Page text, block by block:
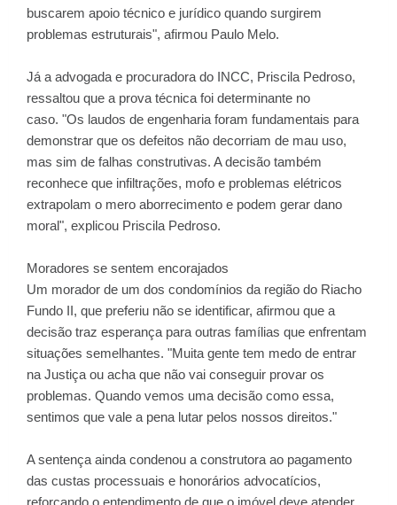
buscarem apoio técnico e jurídico quando surgirem
problemas estruturais", afirmou Paulo Melo.
Já a advogada e procuradora do INCC, Priscila Pedroso,
ressaltou que a prova técnica foi determinante no
caso. "Os laudos de engenharia foram fundamentais para
demonstrar que os defeitos não decorriam de mau uso,
mas sim de falhas construtivas. A decisão também
reconhece que infiltrações, mofo e problemas elétricos
extrapolam o mero aborrecimento e podem gerar dano
moral", explicou Priscila Pedroso.
Moradores se sentem encorajados
Um morador de um dos condomínios da região do Riacho
Fundo II, que preferiu não se identificar, afirmou que a
decisão traz esperança para outras famílias que enfrentam
situações semelhantes. "Muita gente tem medo de entrar
na Justiça ou acha que não vai conseguir provar os
problemas. Quando vemos uma decisão como essa,
sentimos que vale a pena lutar pelos nossos direitos."
A sentença ainda condenou a construtora ao pagamento
das custas processuais e honorários advocatícios,
reforçando o entendimento de que o imóvel deve atender